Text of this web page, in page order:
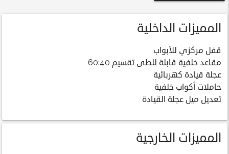
المميزات الداخلية
قفل مركزي للأبواب
مقاعد خلفية قابلة للطى تقسيم 60:40
عجلة قيادة كهربائية
حاملات أكواب خلفية
تعديل ميل عجلة القيادة
المميزات الخارجية